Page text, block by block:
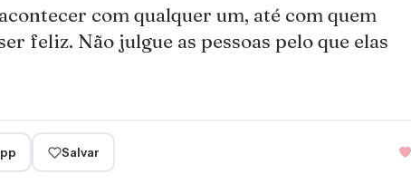
com qualquer um, até com quem
feliz. Não julgue as pessoas pelo que elas
Salvar